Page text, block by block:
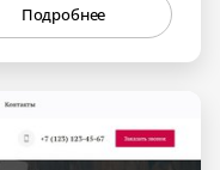
Подробнее